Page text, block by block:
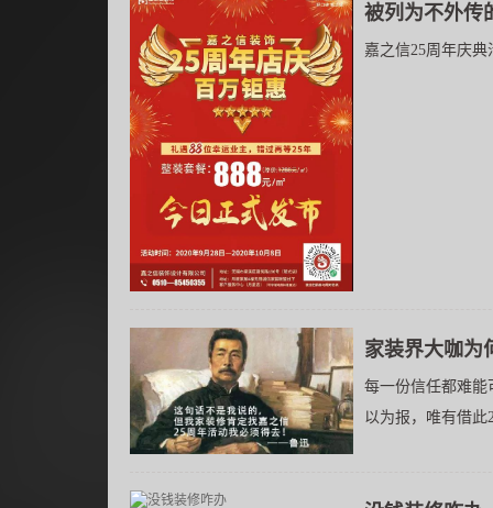
被列为不外传
嘉之信25周年庆
家装界大咖为
每一份信任都难
以为报，唯有借